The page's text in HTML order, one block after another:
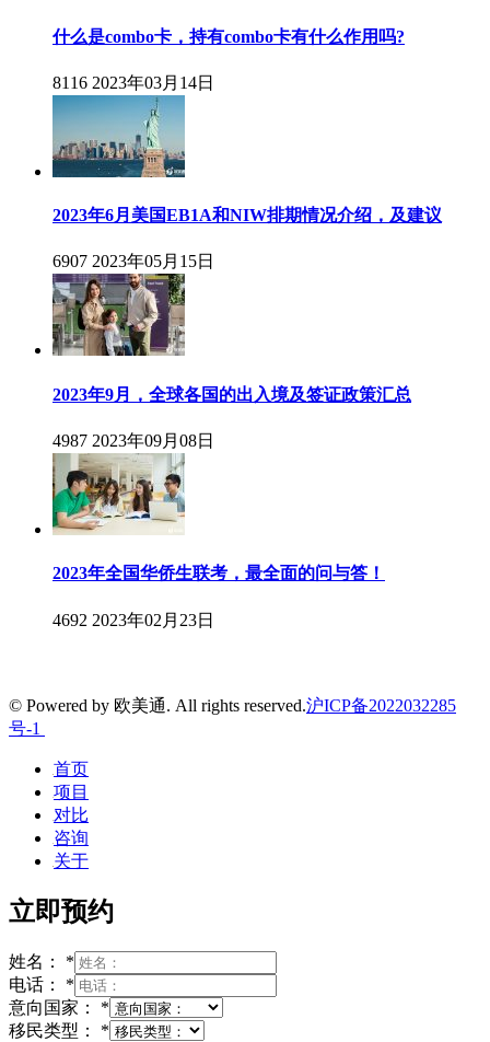
什么是combo卡，持有combo卡有什么作用吗?
8116 2023年03月14日
2023年6月美国EB1A和NIW排期情况介绍，及建议
6907 2023年05月15日
2023年9月，全球各国的出入境及签证政策汇总
4987 2023年09月08日
2023年全国华侨生联考，最全面的问与答！
4692 2023年02月23日
© Powered by 欧美通. All rights reserved.沪ICP备2022032285
号-1
首页
项目
对比
咨询
关于
立即预约
姓名： *
电话： *
意向国家： *
移民类型： *